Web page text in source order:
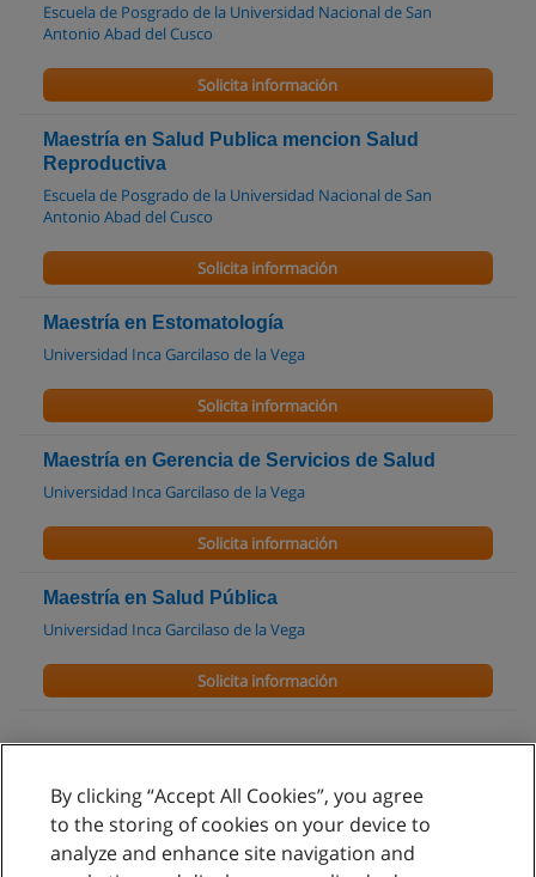
Escuela de Posgrado de la Universidad Nacional de San
Antonio Abad del Cusco
Solicita información
Maestría en Salud Publica mencion Salud
Reproductiva
Escuela de Posgrado de la Universidad Nacional de San
Antonio Abad del Cusco
Solicita información
Maestría en Estomatología
Universidad Inca Garcilaso de la Vega
Solicita información
Maestría en Gerencia de Servicios de Salud
Universidad Inca Garcilaso de la Vega
Solicita información
Maestría en Salud Pública
Universidad Inca Garcilaso de la Vega
Solicita información
Reglas de uso
Privacidad de datos
By clicking “Accept All Cookies”, you agree
to the storing of cookies on your device to
analyze and enhance site navigation and